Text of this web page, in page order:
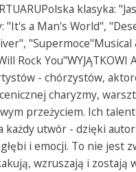
klasyka:
"It's a Man's World",
Rock You"WYJĄTKOWI
- chórzystów,
charyzmy,
przeżyciem. Ich
każdy utwór - dzięki
i emocji. To nie jest
wzruszają i zostają